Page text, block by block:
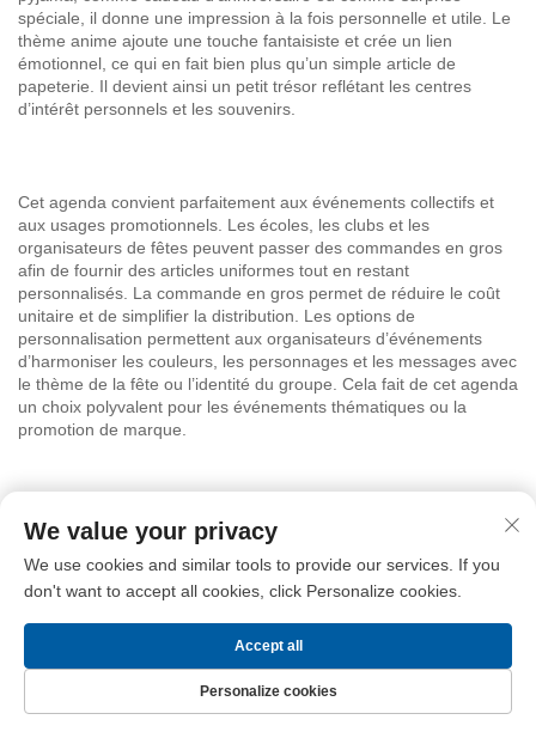
spéciale, il donne une impression à la fois personnelle et utile. Le
thème anime ajoute une touche fantaisiste et crée un lien
émotionnel, ce qui en fait bien plus qu’un simple article de
papeterie. Il devient ainsi un petit trésor reflétant les centres
d’intérêt personnels et les souvenirs.
Cet agenda convient parfaitement aux événements collectifs et
aux usages promotionnels. Les écoles, les clubs et les
organisateurs de fêtes peuvent passer des commandes en gros
afin de fournir des articles uniformes tout en restant
personnalisés. La commande en gros permet de réduire le coût
unitaire et de simplifier la distribution. Les options de
personnalisation permettent aux organisateurs d’événements
d’harmoniser les couleurs, les personnages et les messages avec
le thème de la fête ou l’identité du groupe. Cela fait de cet agenda
un choix polyvalent pour les événements thématiques ou la
promotion de marque.
Des accessoires pratiques améliorent l’expérience globale.
Certaines versions incluent des signets intégrés pour un accès
rapide aux pages importantes. D’autres disposent de poches
permettant de ranger des notes, des autocollants ou de petits
passants pour stylo peuvent également être fournis afin de garder
un stylo à portée de main et de sécuriser davantage le
planificateur. Ces petits ajouts rendent l’organiseur plus
We value your privacy
We use cookies and similar tools to provide our services. If you
don't want to accept all cookies, click Personalize cookies.
Personalize cookies
Accept all